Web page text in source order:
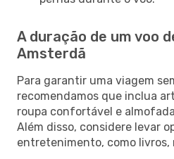
A duração de um voo
Amsterdã
Para garantir uma viagem
recomendamos que inclua
roupa confortável e
Além disso, considere levar
entretenimento, como livros,